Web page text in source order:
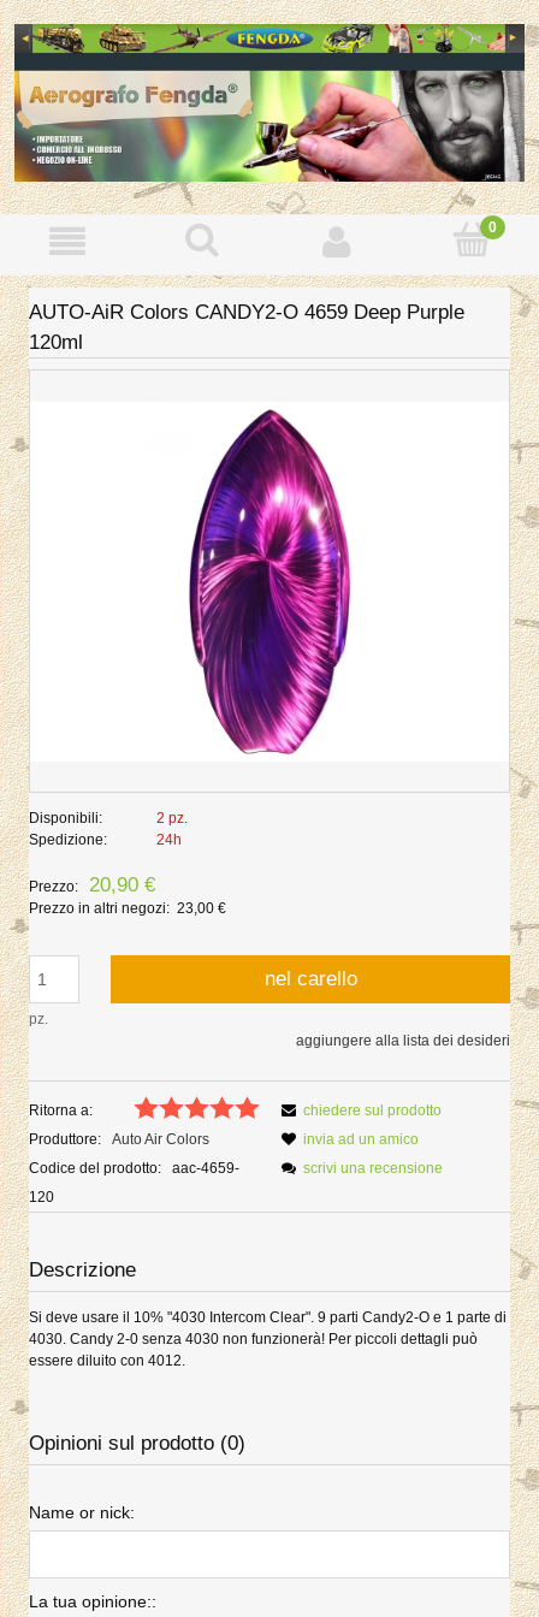
AUTO-AiR Colors CANDY2-O 4659 Deep Purple
120ml
Disponibili:
2 pz.
Spedizione:
24h
Prezzo: 20,90 €
Prezzo in altri negozi: 23,00 €
pz.
nel carello
aggiungere alla lista dei desideri
Ritorna a:
Produttore:
Auto Air Colors
Codice del prodotto:
aac-4659-
120
chiedere sul prodotto
invia ad un amico
scrivi una recensione
Descrizione
Si deve usare il 10% "4030 Intercom Clear". 9 parti Candy2-O e 1 parte di
4030. Candy 2-0 senza 4030 non funzionerà! Per piccoli dettagli può
essere diluito con 4012.
Opinioni sul prodotto (0)
Name or nick:
La tua opinione::